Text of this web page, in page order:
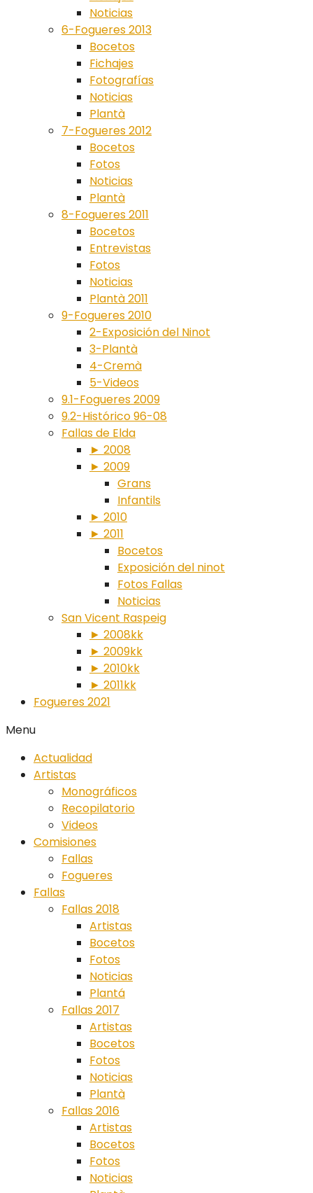
Noticias
6-Fogueres 2013
Bocetos
Fichajes
Fotografías
Noticias
Plantà
7-Fogueres 2012
Bocetos
Fotos
Noticias
Plantà
8-Fogueres 2011
Bocetos
Entrevistas
Fotos
Noticias
Plantà 2011
9-Fogueres 2010
2-Exposición del Ninot
3-Plantà
4-Cremà
5-Videos
9.1-Fogueres 2009
9.2-Histórico 96-08
Fallas de Elda
► 2008
► 2009
Grans
Infantils
► 2010
► 2011
Bocetos
Exposición del ninot
Fotos Fallas
Noticias
San Vicent Raspeig
► 2008kk
► 2009kk
► 2010kk
► 2011kk
Fogueres 2021
Menu
Actualidad
Artistas
Monográficos
Recopilatorio
Videos
Comisiones
Fallas
Fogueres
Fallas
Fallas 2018
Artistas
Bocetos
Fotos
Noticias
Plantá
Fallas 2017
Artistas
Bocetos
Fotos
Noticias
Plantà
Fallas 2016
Artistas
Bocetos
Fotos
Noticias